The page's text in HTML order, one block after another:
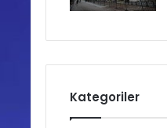
Kategoriler